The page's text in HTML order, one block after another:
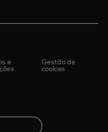
e
Gestão de
cookies